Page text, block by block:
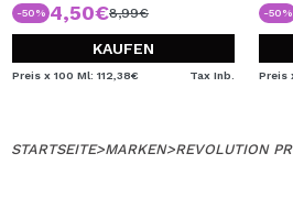
-50% 4,50€8,99€
KAUFEN
Preis x 100 Ml: 112,38€ Tax Inb.
-50%
Preis
STARTSEITE>MARKEN>REVOLUTION